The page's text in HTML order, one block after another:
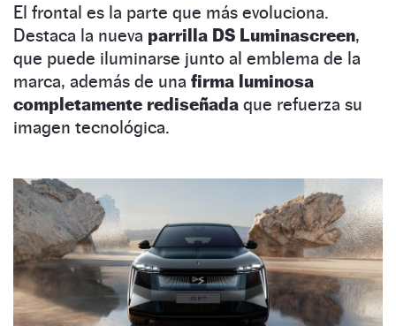
El frontal es la parte que más evoluciona.
Destaca la nueva parrilla DS Luminascreen,
que puede iluminarse junto al emblema de la
marca, además de una firma luminosa
completamente rediseñada que refuerza su
imagen tecnológica.